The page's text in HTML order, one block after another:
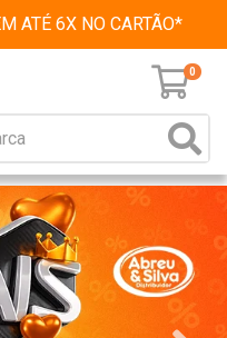
ATÉ 6X NO CARTÃO*
0